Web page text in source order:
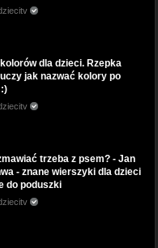
dla dzieci. Rzepka
jak nazwać kolory po
trzeba z psem? - Jan
- znane wierszyki dla dzieci
do poduszki